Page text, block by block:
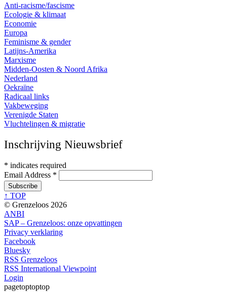
Anti-racisme/fascisme
Ecologie & klimaat
Economie
Europa
Feminisme & gender
Latijns-Amerika
Marxisme
Midden-Oosten & Noord Afrika
Nederland
Oekraïne
Radicaal links
Vakbeweging
Verenigde Staten
Vluchtelingen & migratie
Inschrijving Nieuwsbrief
* indicates required
Email Address *
↑ TOP
© Grenzeloos 2026
ANBI
SAP – Grenzeloos: onze opvattingen
Privacy verklaring
Facebook
Bluesky
RSS Grenzeloos
RSS International Viewpoint
Login
pagetoptoptop